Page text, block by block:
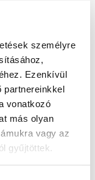
személyre
Ezenkívül
partnereinkkel
vonatkozó
más olyan
vagy az
gyűjtöttek.